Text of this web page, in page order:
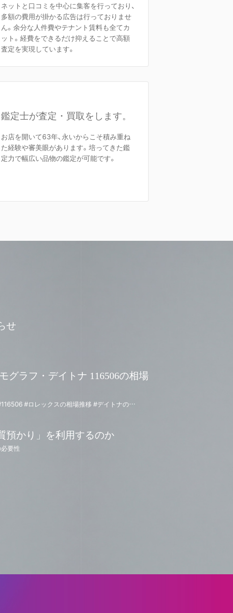
ネットと口コミを中心に集客を行っており、
多額の費用が掛かる広告は行っておりませ
ん。余分な人件費やテナント賃料も全てカ
ット。経費をできるだけ抑えることで高額
査定を実現しています。
鑑定士が査定・買取をします。
お店を開いて63年、永いからこそ積み重ね
た経験や審美眼があります。培ってきた鑑
定力で幅広い品物の鑑定が可能です。
せ
グラフ・デイトナ 116506の相場
#コスモグラフデイトナ #116506 #ロレックスの相場推移 #デイトナの相場推移 #116506の相場推移 #資産性の高い時計 #アイスブルー #デイトナ #プラチナモデル
預かり」を利用するのか
要性